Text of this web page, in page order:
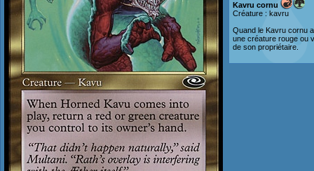
Kavru cornu
Créature : kavru
Quand le Kavru cornu
une créature rouge ou
de son propriétaire.